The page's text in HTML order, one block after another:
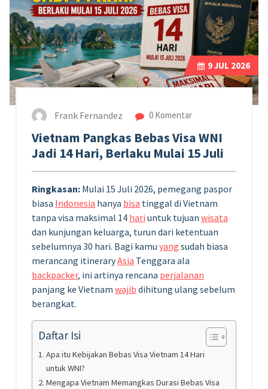
9JUL 2026
Frank Fernandez 0 Komentar
Vietnam Pangkas Bebas Visa WNI
Jadi 14 Hari, Berlaku Mulai 15 Juli
Ringkasan: Mulai 15 Juli 2026, pemegang paspor
biasa Indonesia hanya bisa tinggal di Vietnam
tanpa visa maksimal 14 hari untuk tujuan wisata
dan kunjungan keluarga, turun dari ketentuan
sebelumnya 30 hari. Bagi kamu yang sudah biasa
merancang itineraryAsia Tenggara ala
backpacker, ini artinya rencana perjalanan
panjang ke Vietnam wajib dihitung ulang sebelum
berangkat.
Daftar Isi
Apa itu Kebijakan Bebas Visa Vietnam 14 Hari
untuk WNI?
Mengapa Vietnam Memangkas Durasi Bebas Visa